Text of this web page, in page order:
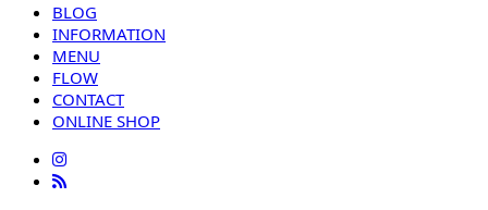
BLOG
INFORMATION
MENU
FLOW
CONTACT
ONLINE SHOP